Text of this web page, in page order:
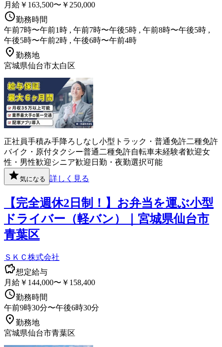
月給￥163,500〜￥250,000
勤務時間
午前7時〜午前1時 , 午前7時〜午後5時 , 午前8時〜午後5時 ,
午後5時〜午前2時 , 午後6時〜午前4時
勤務地
宮城県仙台市太白区
正社員手積み手降ろしなし小型トラック・普通免許二種免許
バイク・原付タクシー普通二種免許自転車未経験者歓迎女
性・男性歓迎 シニア歓迎 日勤・夜勤選択可能
気になる 詳しく見る
【完全週休2日制！】お弁当を運ぶ小型
ドライバー（軽バン）｜宮城県仙台市
青葉区
ＳＫＣ株式会社
想定給与
月給￥144,000〜￥158,400
勤務時間
午前9時30分〜午後6時30分
勤務地
宮城県仙台市青葉区